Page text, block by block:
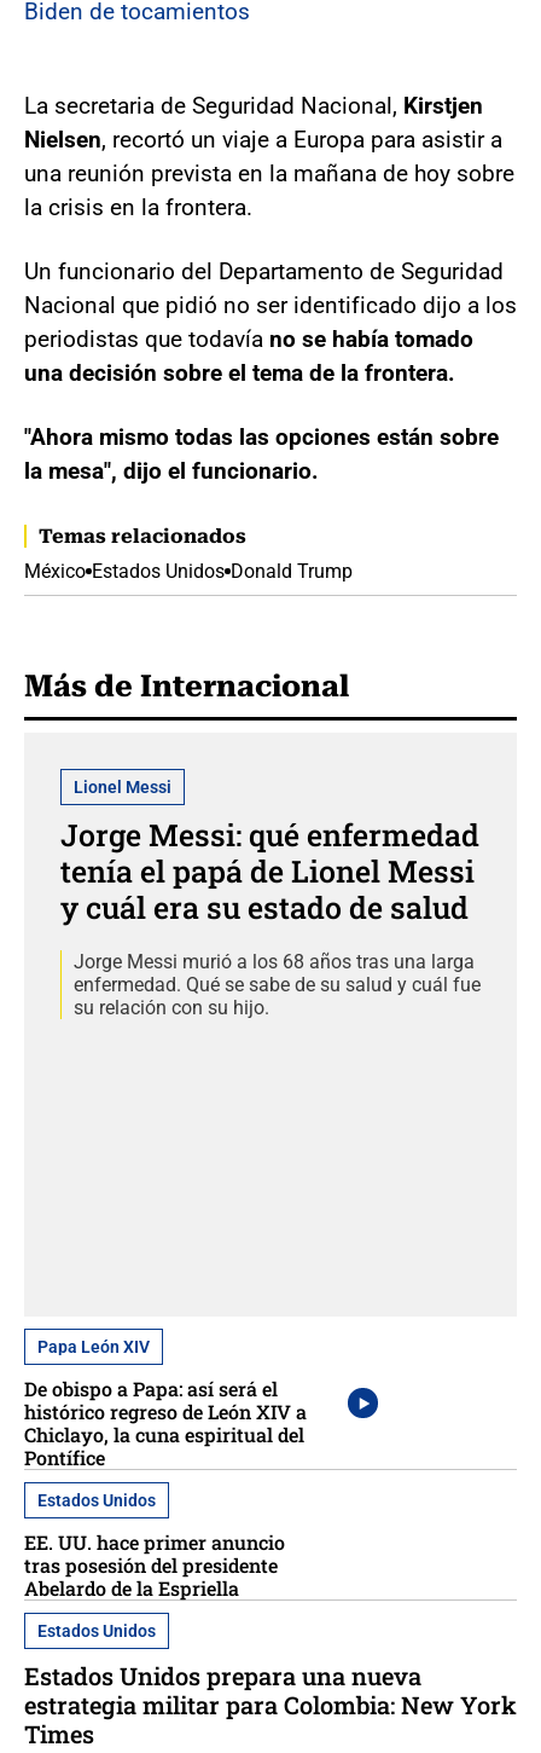
Biden de tocamientos
La secretaria de Seguridad Nacional, Kirstjen
Nielsen, recortó un viaje a Europa para asistir a
una reunión prevista en la mañana de hoy sobre
la crisis en la frontera.
Un funcionario del Departamento de Seguridad
Nacional que pidió no ser identificado dijo a los
periodistas que todavía no se había tomado
una decisión sobre el tema de la frontera.
"Ahora mismo todas las opciones están sobre
la mesa", dijo el funcionario.
Temas relacionados
México Estados Unidos Donald Trump
Más de Internacional
Lionel Messi
Jorge Messi: qué enfermedad
tenía el papá de Lionel Messi
y cuál era su estado de salud
Jorge Messi murió a los 68 años tras una larga
enfermedad. Qué se sabe de su salud y cuál fue
su relación con su hijo.
Papa León XIV
De obispo a Papa: así será el
histórico regreso de León XIV a
Chiclayo, la cuna espiritual del
Pontífice
Estados Unidos
EE. UU. hace primer anuncio
tras posesión del presidente
Abelardo de la Espriella
Estados Unidos
Estados Unidos prepara una nueva
estrategia militar para Colombia: New York
Times